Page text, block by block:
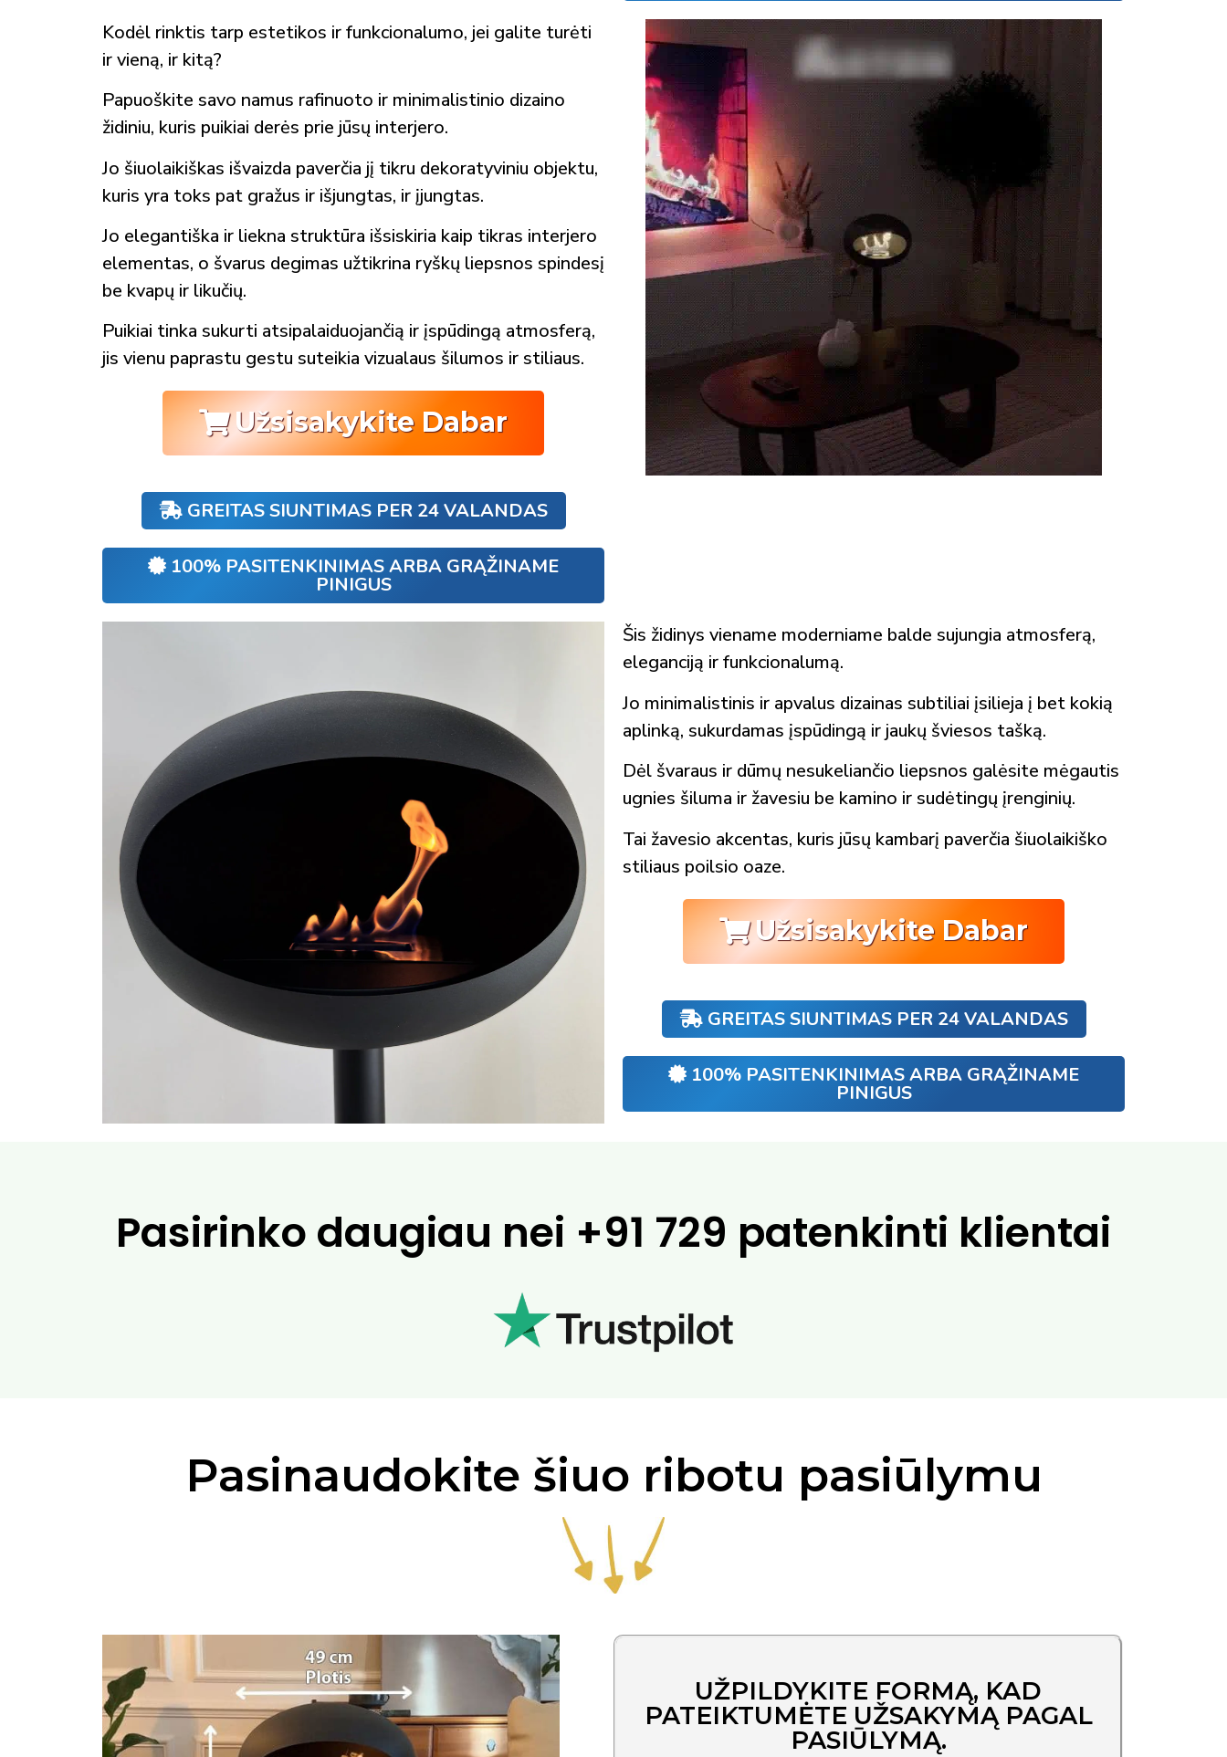
Kodėl rinktis tarp estetikos ir funkcionalumo, jei galite turėti
ir vieną, ir kitą?
Papuoškite savo namus rafinuoto ir minimalistinio dizaino
židiniu, kuris puikiai derės prie jūsų interjero.
Jo šiuolaikiškas išvaizda paverčia jį tikru dekoratyviniu objektu,
kuris yra toks pat gražus ir išjungtas, ir įjungtas.
Jo elegantiška ir liekna struktūra išsiskiria kaip tikras interjero
elementas, o švarus degimas užtikrina ryškų liepsnos spindesį
be kvapų ir likučių.
Puikiai tinka sukurti atsipalaiduojančią ir įspūdingą atmosferą,
jis vienu paprastu gestu suteikia vizualaus šilumos ir stiliaus.
Užsisakykite Dabar
GREITAS SIUNTIMAS PER 24 VALANDAS
100% PASITENKINIMAS ARBA GRĄŽINAME
PINIGUS
Šis židinys viename moderniame balde sujungia atmosferą,
eleganciją ir funkcionalumą.
Jo minimalistinis ir apvalus dizainas subtiliai įsilieja į bet kokią
aplinką, sukurdamas įspūdingą ir jaukų šviesos tašką.
Dėl švaraus ir dūmų nesukeliančio liepsnos galėsite mėgautis
ugnies šiluma ir žavesiu be kamino ir sudėtingų įrenginių.
Tai žavesio akcentas, kuris jūsų kambarį paverčia šiuolaikiško
stiliaus poilsio oaze.
Užsisakykite Dabar
GREITAS SIUNTIMAS PER 24 VALANDAS
100% PASITENKINIMAS ARBA GRĄŽINAME
PINIGUS
Pasirinko daugiau nei +91 729 patenkinti klientai
Pasinaudokite šiuo ribotu pasiūlymu
UŽPILDYKITE FORMĄ, KAD
PATEIKTUMĖTE UŽSAKYMĄ PAGAL
PASIŪLYMĄ.